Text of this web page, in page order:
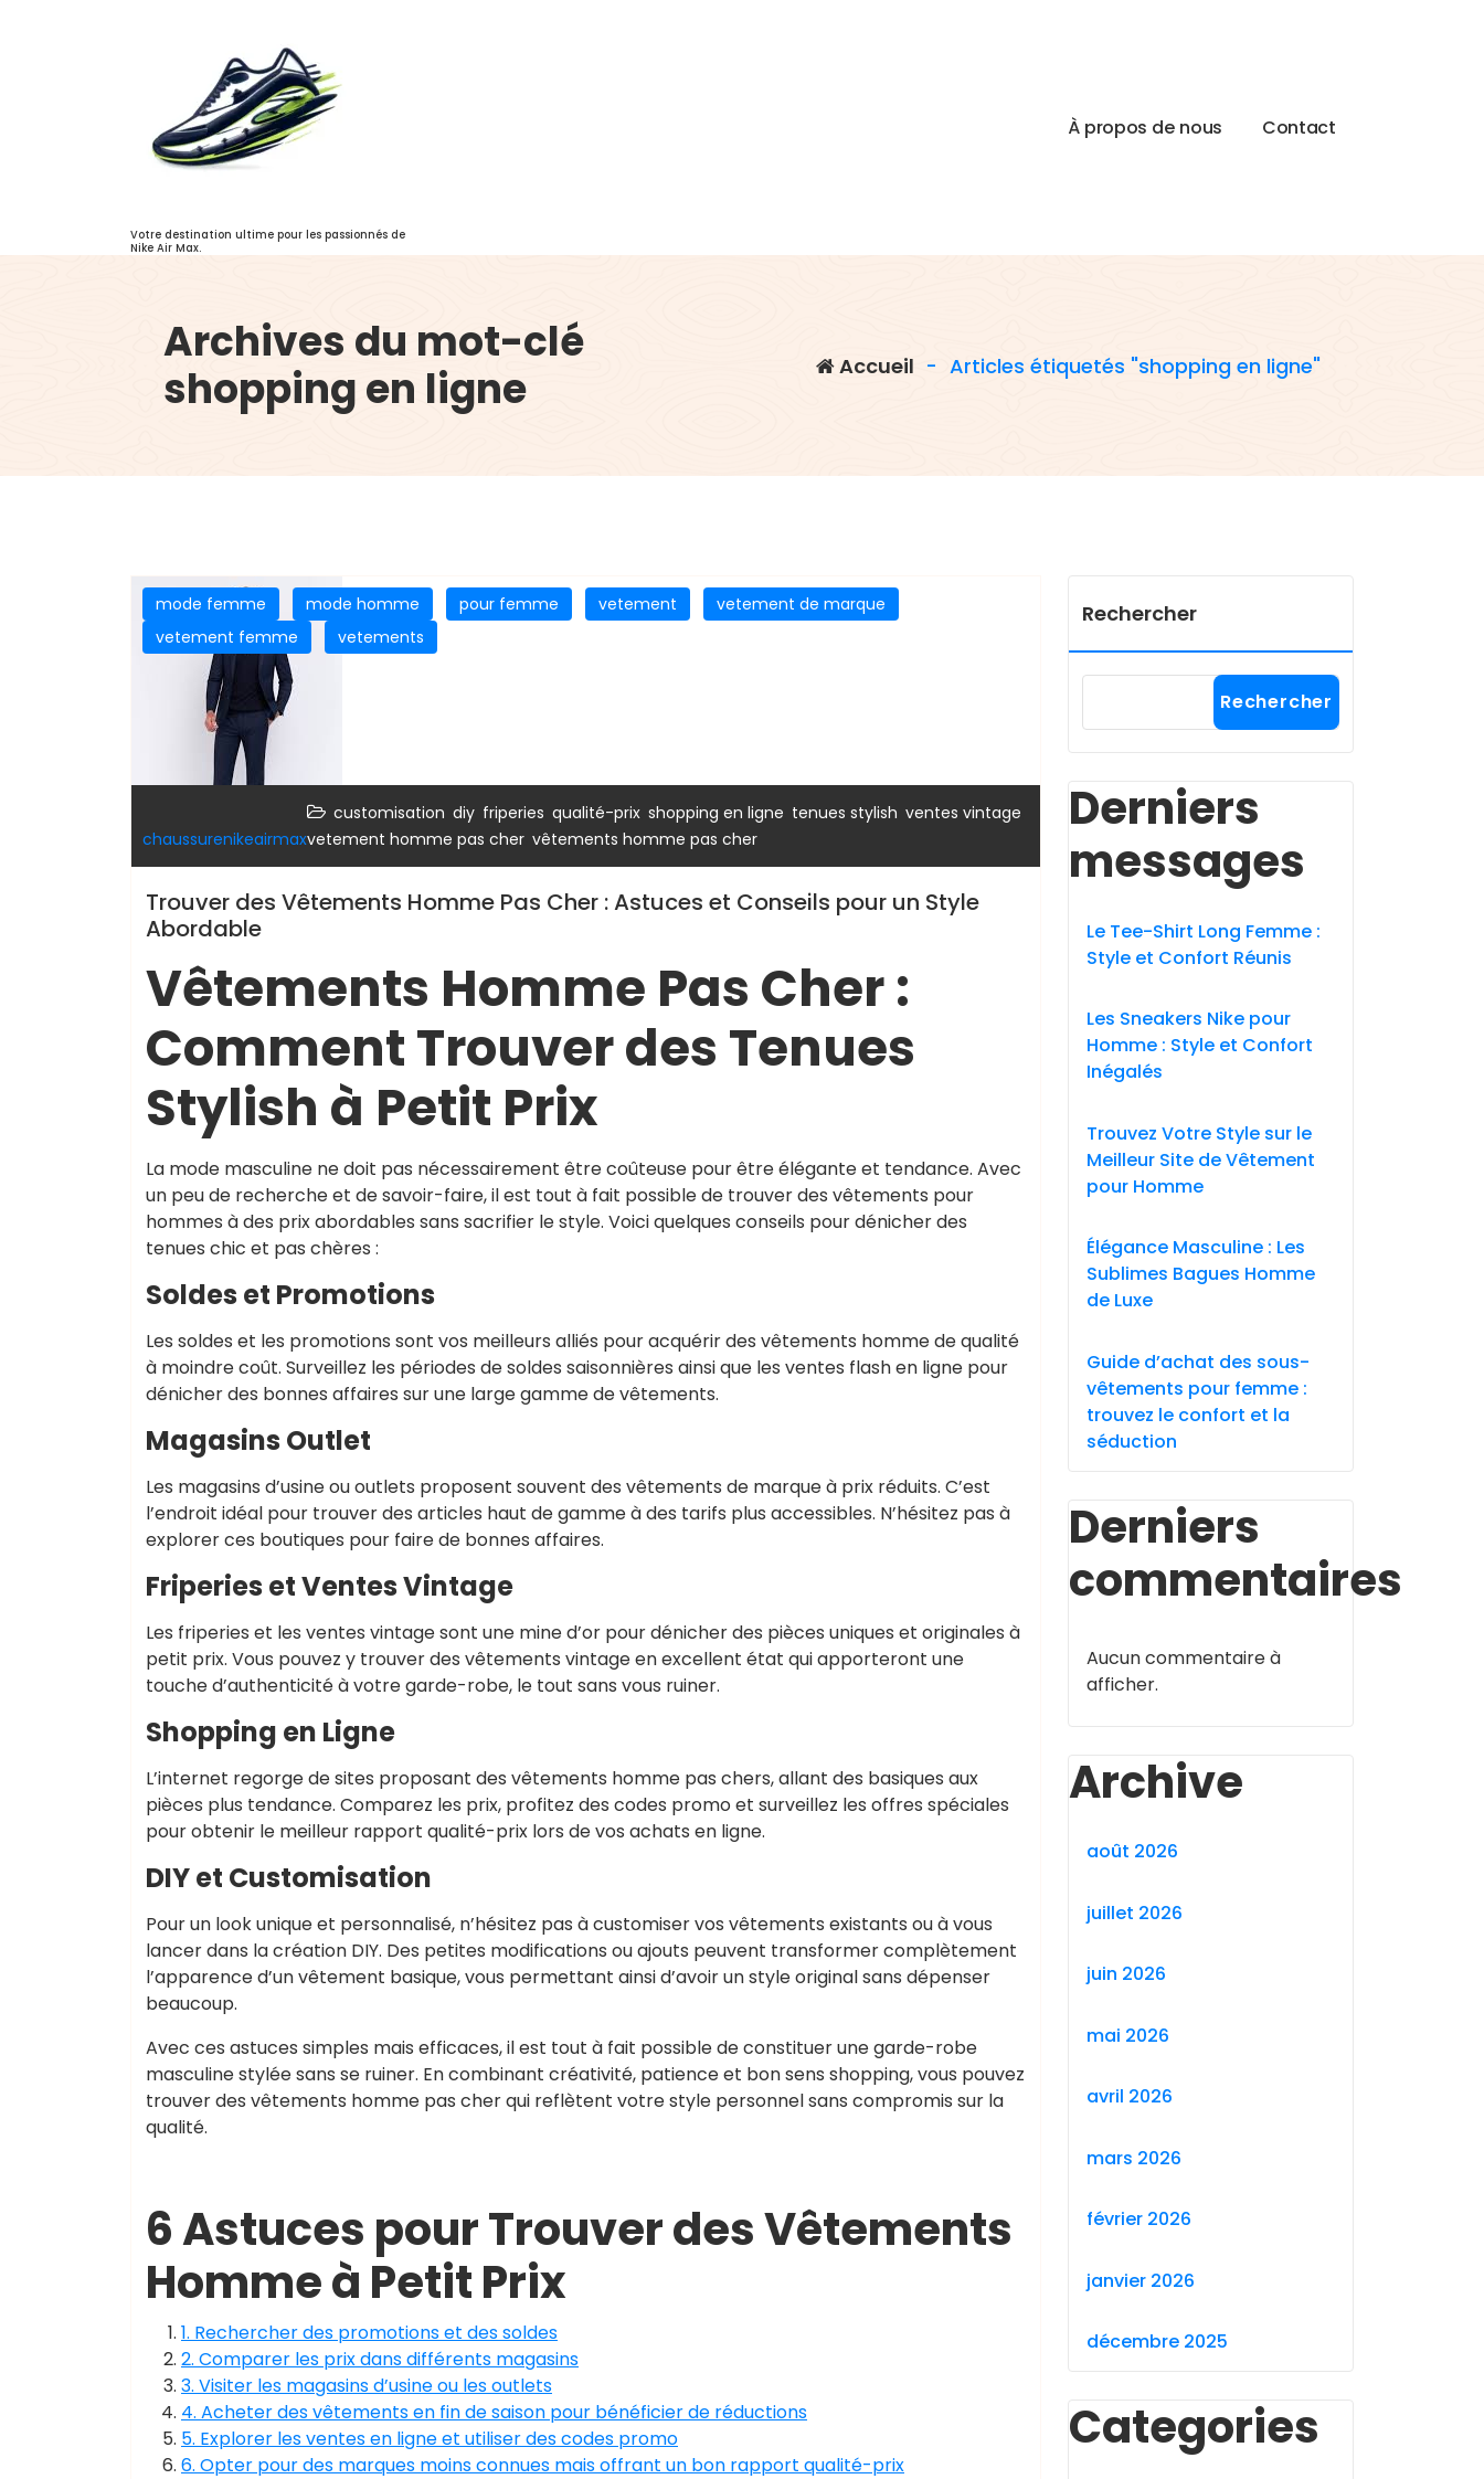
Votre destination ultime pour les passionnés de
Nike Air Max.
À propos de nous Contact
Archives du mot-clé
shopping en ligne
Accueil - Articles étiquetés "shopping en ligne"
mode femme mode homme pour femme vetement
vetement de marque
vetement femme
vetements
chaussurenikeairmax
customisation diy friperies qualité-prix shopping en ligne tenues stylish ventes vintage
vetement homme pas cher vêtements homme pas cher
Trouver des Vêtements Homme Pas Cher : Astuces et Conseils pour un Style
Abordable
Vêtements Homme Pas Cher :
Comment Trouver des Tenues
Stylish à Petit Prix
La mode masculine ne doit pas nécessairement être coûteuse pour être élégante et tendance. Avec
un peu de recherche et de savoir-faire, il est tout à fait possible de trouver des vêtements pour
hommes à des prix abordables sans sacrifier le style. Voici quelques conseils pour dénicher des
tenues chic et pas chères :
Soldes et Promotions
Les soldes et les promotions sont vos meilleurs alliés pour acquérir des vêtements homme de qualité
à moindre coût. Surveillez les périodes de soldes saisonnières ainsi que les ventes flash en ligne pour
dénicher des bonnes affaires sur une large gamme de vêtements.
Magasins Outlet
Les magasins d’usine ou outlets proposent souvent des vêtements de marque à prix réduits. C’est
l’endroit idéal pour trouver des articles haut de gamme à des tarifs plus accessibles. N’hésitez pas à
explorer ces boutiques pour faire de bonnes affaires.
Friperies et Ventes Vintage
Les friperies et les ventes vintage sont une mine d’or pour dénicher des pièces uniques et originales à
petit prix. Vous pouvez y trouver des vêtements vintage en excellent état qui apporteront une
touche d’authenticité à votre garde-robe, le tout sans vous ruiner.
Shopping en Ligne
L’internet regorge de sites proposant des vêtements homme pas chers, allant des basiques aux
pièces plus tendance. Comparez les prix, profitez des codes promo et surveillez les offres spéciales
pour obtenir le meilleur rapport qualité-prix lors de vos achats en ligne.
DIY et Customisation
Pour un look unique et personnalisé, n’hésitez pas à customiser vos vêtements existants ou à vous
lancer dans la création DIY. Des petites modifications ou ajouts peuvent transformer complètement
l’apparence d’un vêtement basique, vous permettant ainsi d’avoir un style original sans dépenser
beaucoup.
Avec ces astuces simples mais efficaces, il est tout à fait possible de constituer une garde-robe
masculine stylée sans se ruiner. En combinant créativité, patience et bon sens shopping, vous pouvez
trouver des vêtements homme pas cher qui reflètent votre style personnel sans compromis sur la
qualité.
6 Astuces pour Trouver des Vêtements
Homme à Petit Prix
1. Rechercher des promotions et des soldes
2. Comparer les prix dans différents magasins
3. Visiter les magasins d’usine ou les outlets
4. Acheter des vêtements en fin de saison pour bénéficier de réductions
5. Explorer les ventes en ligne et utiliser des codes promo
6. Opter pour des marques moins connues mais offrant un bon rapport qualité-prix
Rechercher
Rechercher
Derniers
messages
Le Tee-Shirt Long Femme :
Style et Confort Réunis
Les Sneakers Nike pour
Homme : Style et Confort
Inégalés
Trouvez Votre Style sur le
Meilleur Site de Vêtement
pour Homme
Élégance Masculine : Les
Sublimes Bagues Homme
de Luxe
Guide d’achat des sous-
vêtements pour femme :
trouvez le confort et la
séduction
Derniers
commentaires
Aucun commentaire à
afficher.
Archive
août 2026
juillet 2026
juin 2026
mai 2026
avril 2026
mars 2026
février 2026
janvier 2026
décembre 2025
Categories